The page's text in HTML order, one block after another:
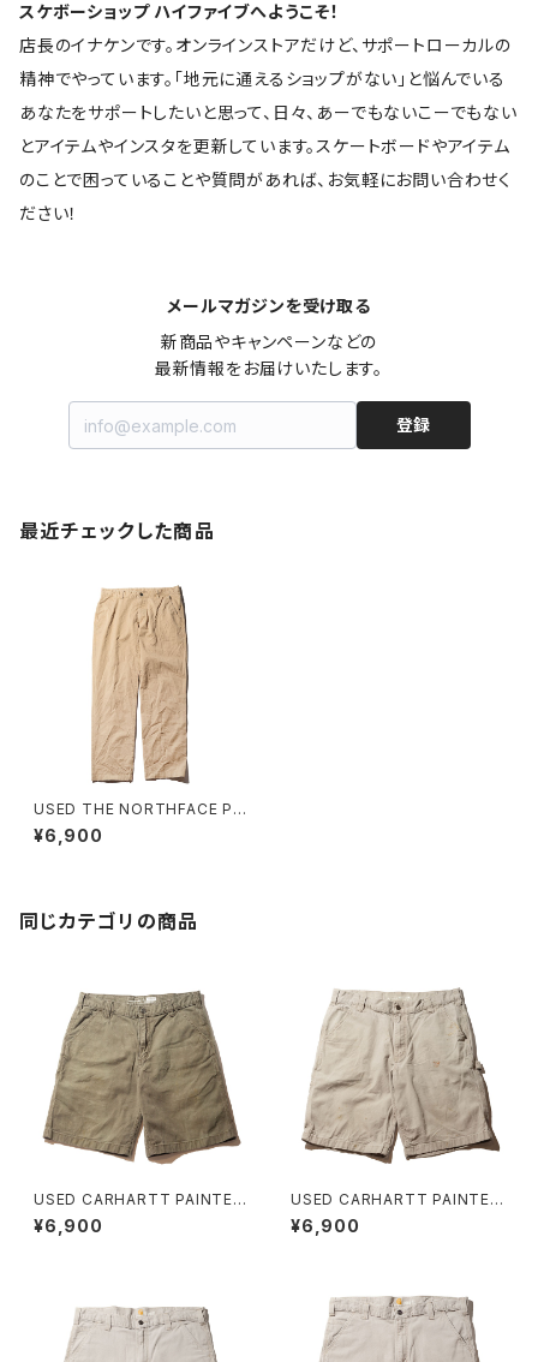
スケボーショップ ハイファイブへようこそ！
店長のイナケンです。オンラインストアだけど、サポートローカルの
精神でやっています。「地元に通えるショップがない」と悩んでいる
あなたをサポートしたいと思って、日々、あーでもないこーでもない
とアイテムやインスタを更新しています。スケートボードやアイテム
のことで困っていることや質問があれば、お気軽にお問い合わせく
ださい！
メールマガジンを受け取る
新商品やキャンペーンなどの
最新情報をお届けいたします。
登録
最近チェックした商品
USED THE NORTHFACE PA
NT KHAKI
¥6,900
同じカテゴリの商品
USED CARHARTT PAINTER
SHORT H ユーズド カーハート
ワークショーツ
¥6,900
USED CARHARTT PAINTER
SHORT G ユーズド カーハート
ワークショーツ
¥6,900